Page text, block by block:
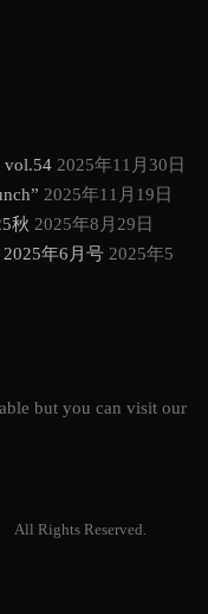
vol.54 2025年11月30日
2025年11月19日
秋 2025年8月29日
年6月号 2025年5
but you can visit our
All Rights Reserved.